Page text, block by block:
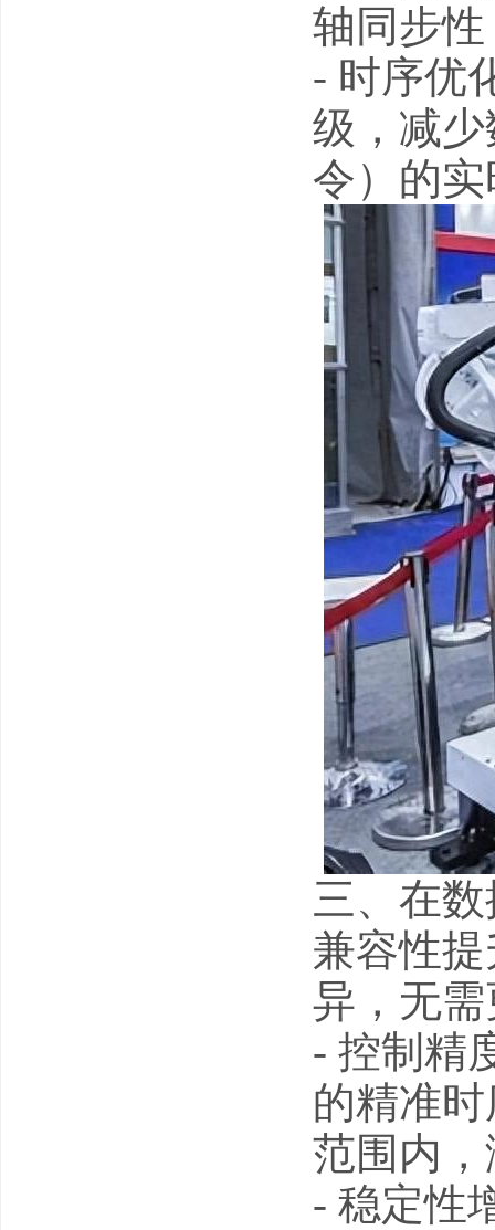
轴同步
- 时序优
级，减
令）的
三、在
兼容性
异，无
- 控制精
的精准
范围内
- 稳定性